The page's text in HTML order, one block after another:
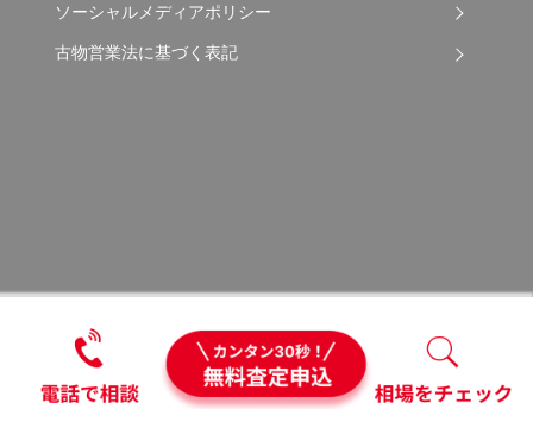
ソーシャルメディアポリシー
古物営業法に基づく表記